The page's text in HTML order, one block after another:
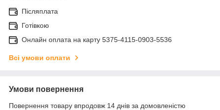
Післяплата
Готівкою
Онлайн оплата на карту 5375-4115-0903-5536
Всі умови оплати
Умови повернення
Повернення товару впродовж 14 днів за домовленістю